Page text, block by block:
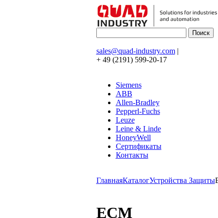
sales@quad-industry.com|
+ 49 (2191) 599-20-17
Siemens
ABB
Allen-Bradley
Pepperl-Fuchs
Leuze
Leine & Linde
HoneyWell
Сертификаты
Контакты
ГлавнаяКаталогУстройства Защиты
ECM